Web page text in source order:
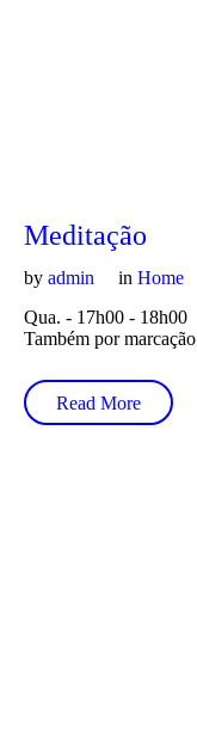
Meditação
by admin in Home
Qua. - 17h00 - 18h00
Também por marcação
Read More